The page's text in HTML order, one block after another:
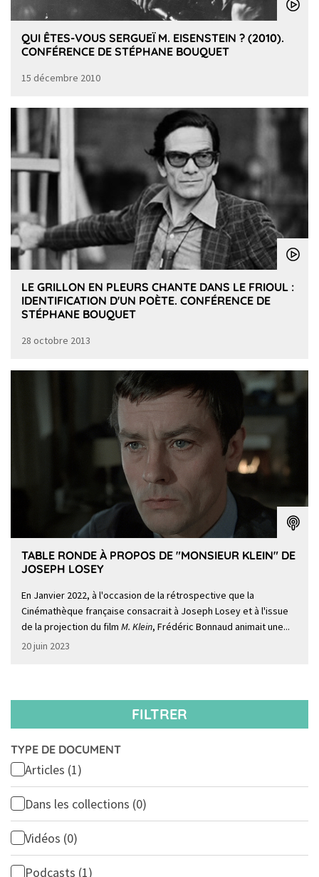
QUI ÊTES-VOUS SERGUEÏ M. EISENSTEIN ? (2010).
CONFÉRENCE DE STÉPHANE BOUQUET
15 décembre 2010
LE GRILLON EN PLEURS CHANTE DANS LE FRIOUL :
IDENTIFICATION D'UN POÈTE. CONFÉRENCE DE
STÉPHANE BOUQUET
28 octobre 2013
TABLE RONDE À PROPOS DE "MONSIEUR KLEIN" DE
JOSEPH LOSEY
En Janvier 2022, à l'occasion de la rétrospective que la
Cinémathèque française consacrait à Joseph Losey et à l'issue
de la projection du film M. Klein, Frédéric Bonnaud animait une...
20 juin 2023
FILTRER
TYPE DE DOCUMENT
Articles (1)
Dans les collections (0)
Vidéos (0)
Podcasts (1)